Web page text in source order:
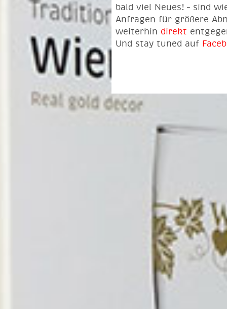
bald viel Neues! – sind
Anfragen für größere
weiterhin direkt
Und stay tuned auf